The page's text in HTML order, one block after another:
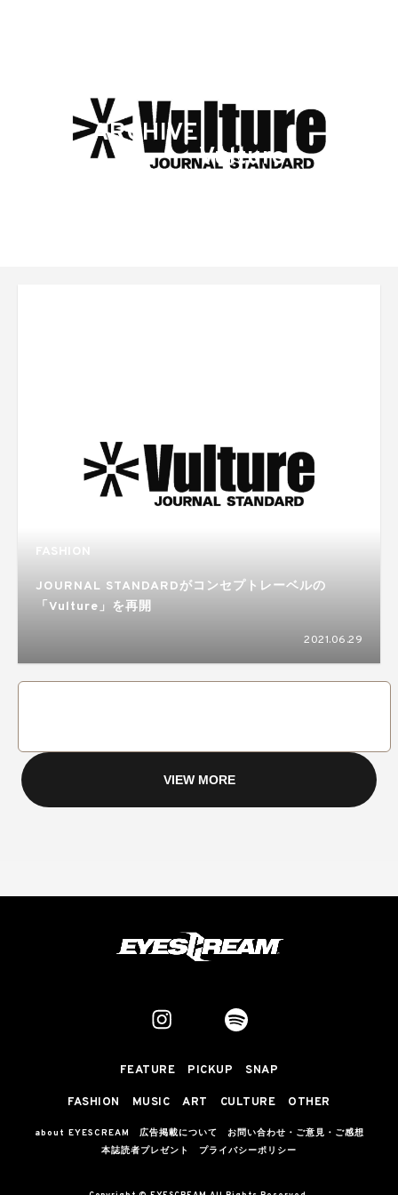
ARCHIVE
Vulture
FASHION
JOURNAL STANDARDがコンセプトレーベルの
「Vulture」を再開
2021.06.29
VIEW MORE
FEATURE PICKUP SNAP
FASHION MUSIC ART CULTURE OTHER
about EYESCREAM 広告掲載について
お問い合わせ・ご意見・ご感想
本誌読者プレゼント
プライバシーポリシー